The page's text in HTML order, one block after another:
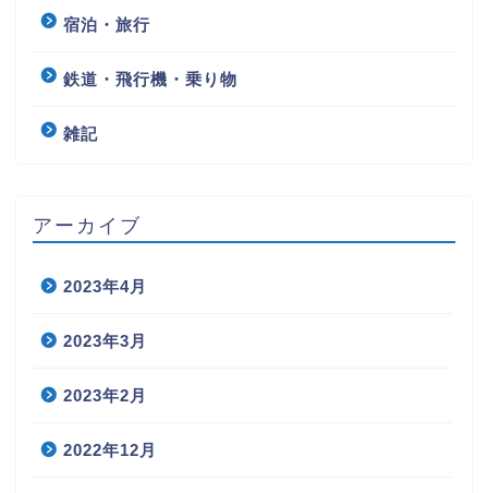
宿泊・旅行
鉄道・飛行機・乗り物
雑記
アーカイブ
2023年4月
2023年3月
2023年2月
2022年12月